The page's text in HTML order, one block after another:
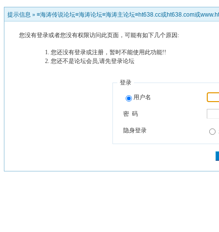
提示信息 » ≡海涛传说论坛≡海涛论坛≡海涛主论坛≡ht638.cc或ht638.com或
您没有登录或者您没有权限访问此页面，可能有如下几个原因:
您还没有登录或注册，暂时不能使用此功能!!
您还不是论坛会员,请先登录论坛
登录
用户名
密 码
隐身登录